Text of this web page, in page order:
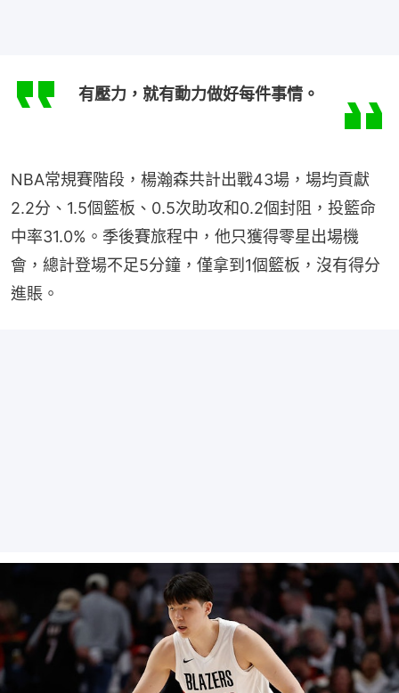
有壓力，就有動力做好每件事情。
NBA常規賽階段，楊瀚森共計出戰43場，場均貢獻
2.2分、1.5個籃板、0.5次助攻和0.2個封阻，投籃命
中率31.0%。季後賽旅程中，他只獲得零星出場機
會，總計登場不足5分鐘，僅拿到1個籃板，沒有得分
進賬。